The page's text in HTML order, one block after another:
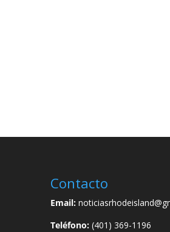
Contacto
Email:
Teléfono:(401) 369-1196